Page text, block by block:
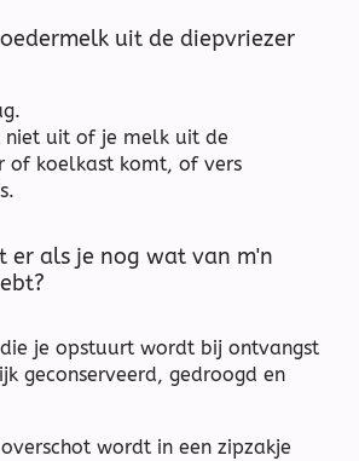
uit de diepvriezer
niet uit of je melk uit de
of koelkast komt, of vers
er als je nog wat van m'n
je opstuurt wordt bij ontvangst
geconserveerd, gedroogd en
wordt in een zipzakje